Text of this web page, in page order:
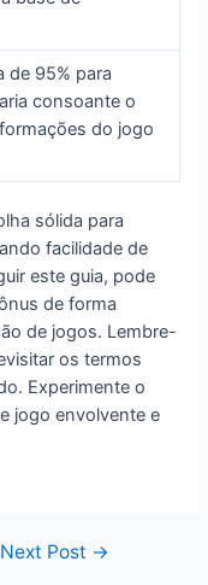
de 95% para
consoante o
do jogo
sólida para
facilidade de
este guia, pode
de forma
de jogos. Lembre-
os termos
Experimente o
jogo envolvente e
Next Post →